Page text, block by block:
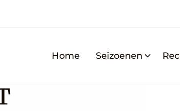
Home
Seizoenen